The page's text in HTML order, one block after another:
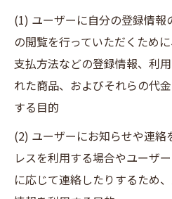
(1) ユーザーに自分の登録情報
の閲覧を行っていただくため
支払方法などの登録情報、利
れた商品、およびそれらの代
する目的
(2) ユーザーにお知らせや連絡
レスを利用する場合やユーザ
に応じて連絡したりするため